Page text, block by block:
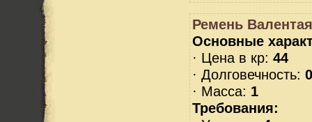
Ремень
Основные
· Цена в кр: 44
· Долговечность:
· Масса: 1
Требования: